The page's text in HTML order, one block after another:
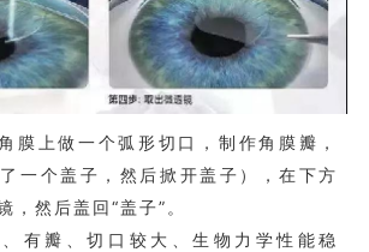
膜上做一个弧形切口，制作角膜瓣，
一个盖子，然后掀开盖子），在下方
，然后盖回“盖子”。
有瓣、切口较大、生物力学性能稳